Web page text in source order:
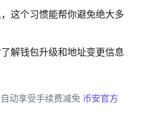
这个习惯能帮你避免绝大多
解钱包升级和地址变更信息
动享受手续费减免 币安官方